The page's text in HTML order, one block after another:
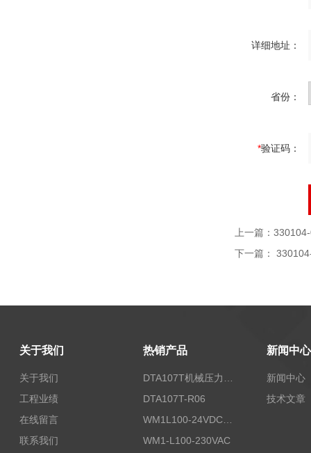
详细地址：
省份：
*验证码：
上一篇：
下一篇：
关于我们
关于我们
工程业绩
在线留言
联系我们
热销产品
DTA107T-R06
WM1L100-24VDC/T5X
WM1-L100-230VAC
新闻中心
新闻中心
技术文章